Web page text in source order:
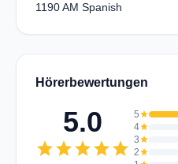
1190 AM Spanish
Hörerbewertungen
5.0
starstarstarstarstar
5star
4star
3star
2star